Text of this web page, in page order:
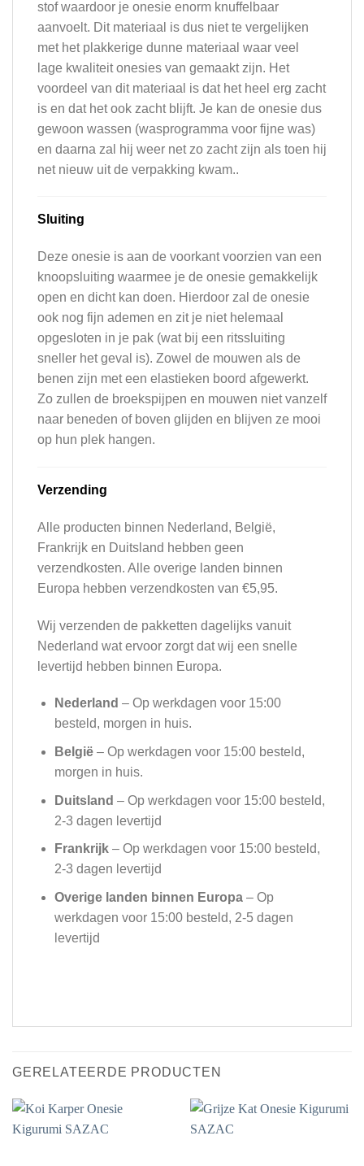
stof waardoor je onesie enorm knuffelbaar
aanvoelt. Dit materiaal is dus niet te vergelijken
met het plakkerige dunne materiaal waar veel
lage kwaliteit onesies van gemaakt zijn. Het
voordeel van dit materiaal is dat het heel erg zacht
is en dat het ook zacht blijft. Je kan de onesie dus
gewoon wassen (wasprogramma voor fijne was)
en daarna zal hij weer net zo zacht zijn als toen hij
net nieuw uit de verpakking kwam..
Sluiting
Deze onesie is aan de voorkant voorzien van een
knoopsluiting waarmee je de onesie gemakkelijk
open en dicht kan doen. Hierdoor zal de onesie
ook nog fijn ademen en zit je niet helemaal
opgesloten in je pak (wat bij een ritssluiting
sneller het geval is). Zowel de mouwen als de
benen zijn met een elastieken boord afgewerkt.
Zo zullen de broekspijpen en mouwen niet vanzelf
naar beneden of boven glijden en blijven ze mooi
op hun plek hangen.
Verzending
Alle producten binnen Nederland, België,
Frankrijk en Duitsland hebben geen
verzendkosten. Alle overige landen binnen
Europa hebben verzendkosten van €5,95.
Wij verzenden de pakketten dagelijks vanuit
Nederland wat ervoor zorgt dat wij een snelle
levertijd hebben binnen Europa.
Nederland – Op werkdagen voor 15:00
besteld, morgen in huis.
België– Op werkdagen voor 15:00 besteld,
morgen in huis.
Duitsland – Op werkdagen voor 15:00 besteld,
2-3 dagen levertijd
Frankrijk– Op werkdagen voor 15:00 besteld,
2-3 dagen levertijd
Overige landen binnen Europa– Op
werkdagen voor 15:00 besteld, 2-5 dagen
levertijd
GERELATEERDE PRODUCTEN